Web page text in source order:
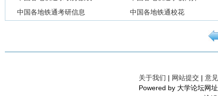
中国各地铁通考研信息
中国各地铁通校花
关于我们 | 网站提交 | 意
Powered by 大学论坛网